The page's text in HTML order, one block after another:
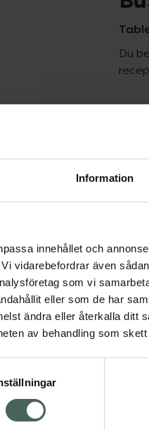
Information
innehållet och
vidarebefordrar även
som vi
eller som de har
ändra eller återkalla ditt
av behandling som
Du
Visa